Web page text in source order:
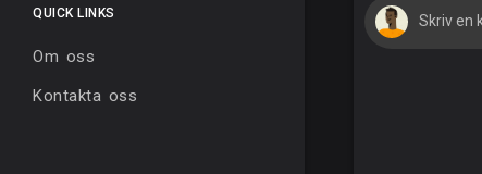
QUICK LINKS
Om oss
Kontakta oss